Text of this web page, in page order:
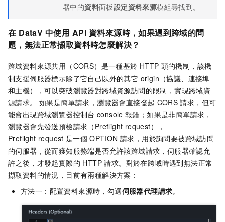
器中的資料面板設定資料來源模組尋找到。
在 DataV 中使用 API 資料來源時，如果遇到跨域的問
題，無法正常擷取資料時怎麼解決？
跨域資料來源共用（CORS）是一種基於 HTTP 頭的機制，該機
制支援伺服器標示除了它自己以外的其它 origin（協議、連接埠
和主機），可以突破瀏覽器對跨域資源訪問的限制，實現跨域資
源請求。 如果是簡單請求，瀏覽器會直接發起 CORS 請求，但可
能會出現跨域瀏覽器控制台 console 報錯；如果是非簡單請求，
瀏覽器會先發送預檢請求（Preflight request），
Preflight request 是一個 OPTION 請求，用於詢問要被跨域訪問
的伺服器，從而獲知服務端是否允許該跨域請求，伺服器確認允
許之後，才發起實際的 HTTP 請求。對於在跨域時遇到無法正常
擷取資料的情況，目前有兩種解決方案：
方法一：配置資料來源時，勾選伺服器代理請求。